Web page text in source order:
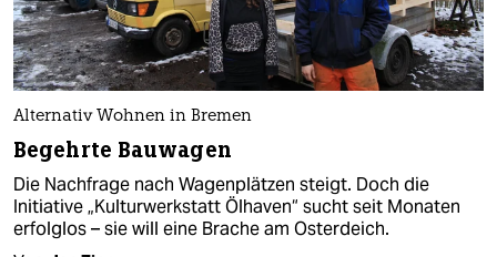
Alternativ Wohnen in Bremen
Begehrte Bauwagen
Die Nachfrage nach Wagenplätzen steigt. Doch die
Initiative „Kulturwerkstatt Ölhaven“ sucht seit Monaten
erfolglos – sie will eine Brache am Osterdeich.